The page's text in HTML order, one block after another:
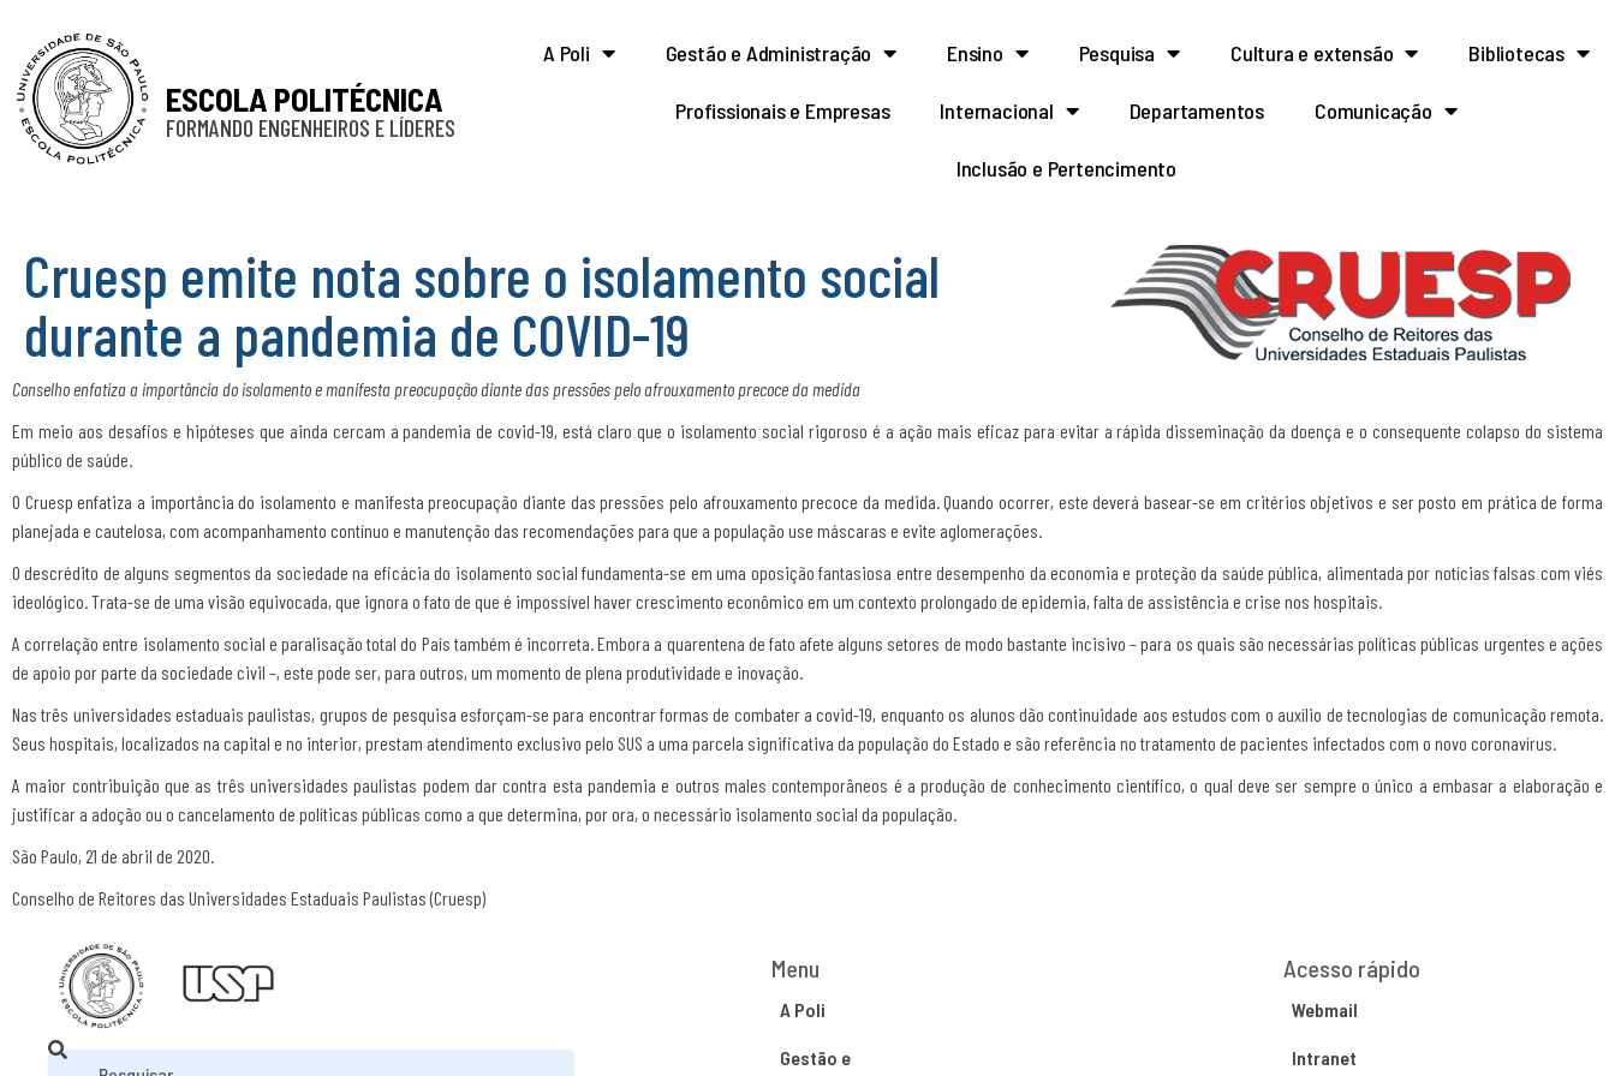
ESCOLA POLITÉCNICA
FORMANDO ENGENHEIROS E LÍDERES
A Poli Gestão e Administração Ensino Pesquisa Cultura e extensão Bibliotecas
Profissionais e Empresas Internacional Departamentos Comunicação
Inclusão e Pertencimento
Cruesp emite nota sobre o isolamento social
durante a pandemia de COVID-19
Conselho enfatiza a importância do isolamento e manifesta preocupação diante das pressões pelo afrouxamento precoce da medida
Em meio aos desafios e hipóteses que ainda cercam a pandemia de covid-19, está claro que o isolamento social rigoroso é a ação mais eficaz para evitar a rápida disseminação da doença e o consequente colapso do sistema
público de saúde.
O Cruesp enfatiza a importância do isolamento e manifesta preocupação diante das pressões pelo afrouxamento precoce da medida. Quando ocorrer, este deverá basear-se em critérios objetivos e ser posto em prática de forma
planejada e cautelosa, com acompanhamento contínuo e manutenção das recomendações para que a população use máscaras e evite aglomerações.
O descrédito de alguns segmentos da sociedade na eficácia do isolamento social fundamenta-se em uma oposição fantasiosa entre desempenho da economia e proteção da saúde pública, alimentada por notícias falsas com viés
ideológico. Trata-se de uma visão equivocada, que ignora o fato de que é impossível haver crescimento econômico em um contexto prolongado de epidemia, falta de assistência e crise nos hospitais.
A correlação entre isolamento social e paralisação total do País também é incorreta. Embora a quarentena de fato afete alguns setores de modo bastante incisivo – para os quais são necessárias políticas públicas urgentes e ações
de apoio por parte da sociedade civil –, este pode ser, para outros, um momento de plena produtividade e inovação.
Nas três universidades estaduais paulistas, grupos de pesquisa esforçam-se para encontrar formas de combater a covid-19, enquanto os alunos dão continuidade aos estudos com o auxílio de tecnologias de comunicação remota.
Seus hospitais, localizados na capital e no interior, prestam atendimento exclusivo pelo SUS a uma parcela significativa da população do Estado e são referência no tratamento de pacientes infectados com o novo coronavírus.
A maior contribuição que as três universidades paulistas podem dar contra esta pandemia e outros males contemporâneos é a produção de conhecimento científico, o qual deve ser sempre o único a embasar a elaboração e
justificar a adoção ou o cancelamento de políticas públicas como a que determina, por ora, o necessário isolamento social da população.
São Paulo, 21 de abril de 2020.
Conselho de Reitores das Universidades Estaduais Paulistas (Cruesp)
Menu
A Poli
Gestão e
Acesso rápido
Webmail
Intranet